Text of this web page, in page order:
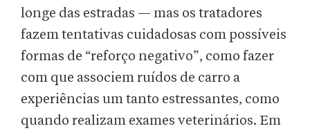
longe das estradas — mas os tratadores
fazem tentativas cuidadosas com possíveis
formas de “reforço negativo”, como fazer
com que associem ruídos de carro a
experiências um tanto estressantes, como
quando realizam exames veterinários. Em